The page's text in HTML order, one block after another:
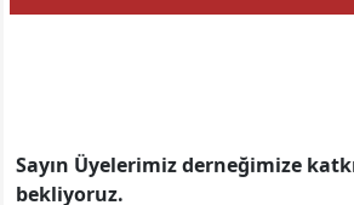
Sayın Üyelerimiz derneğimize
bekliyoruz.